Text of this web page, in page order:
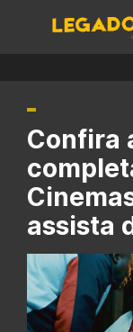
Confira
assista